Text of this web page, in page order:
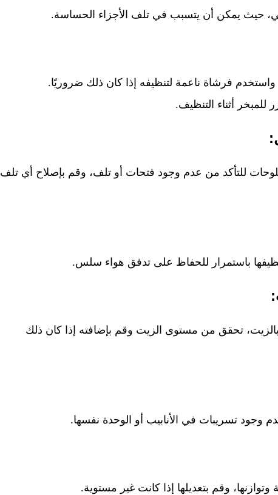
حيث يمكن أن يتسبب في تلف الأجزاء الحساسة.
فرشاة ناعمة لتنظيفه إذا كان ذلك ضروريًا.
أثناء التنظيف.
للتأكد من عدم وجود فتحات أو تلف، وقم بإصلاح أي تلف
باستمرار للحفاظ على تدفق هواء سلس.
تحقق من مستوى الزيت وقم بإضافته إذا كان ذلك
وجود تسريبات في الأنابيب أو الوحدة نفسها.
وقم بتعديلها إذا كانت غير مستوية.